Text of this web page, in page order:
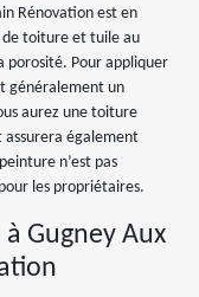
Rénovation est en
de toiture et tuile au
Pour appliquer
généralement un
aurez une toiture
assurera également
n’est pas
les propriétaires.
Gugney Aux